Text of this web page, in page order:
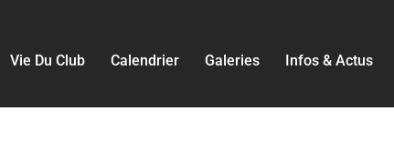
Vie Du Club Calendrier Galeries Infos & Actus